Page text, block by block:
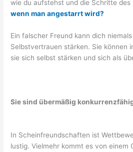
wie du aufstehst und die Schritte
wenn man angestarrt wird?
Ein falscher Freund kann dich
Selbstvertrauen stärken. Sie können
sie sich selbst stärken und sich als
Sie sind übermäßig
In Scheinfreundschaften ist
lustig. Vielmehr kommt es von einem